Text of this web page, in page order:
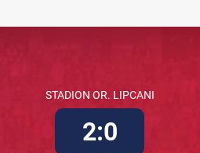
STADION OR. LIPCANI
2:0